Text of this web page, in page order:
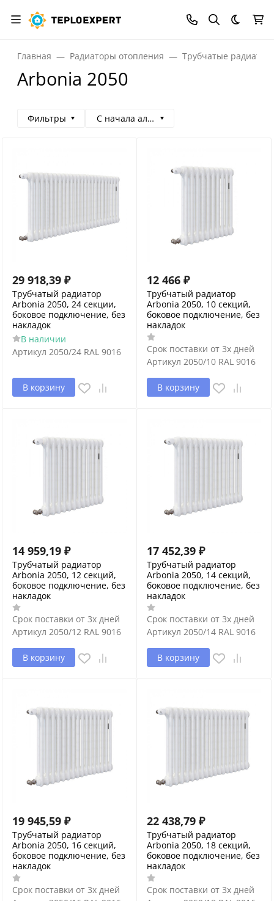
Темная
Главная Радиаторы отопления Трубчатые
Arbonia 2050
Фильтры С начала алфавита
29 918,39 ₽
Трубчатый радиатор
Arbonia 2050, 24 секции,
боковое подключение, без
накладок
В наличии
Артикул 2050/24 RAL 9016
В корзину
12 466 ₽
Трубчатый радиатор
Arbonia 2050, 10 секций,
боковое подключение, без
накладок
Срок поставки от 3х дней
Артикул 2050/10 RAL 9016
В корзину
14 959,19 ₽
Трубчатый радиатор
Arbonia 2050, 12 секций,
боковое подключение, без
накладок
Срок поставки от 3х дней
Артикул 2050/12 RAL 9016
В корзину
17 452,39 ₽
Трубчатый радиатор
Arbonia 2050, 14 секций,
боковое подключение, без
накладок
Срок поставки от 3х дней
Артикул 2050/14 RAL 9016
В корзину
19 945,59 ₽
Трубчатый радиатор
Arbonia 2050, 16 секций,
боковое подключение, без
накладок
Срок поставки от 3х дней
22 438,79 ₽
Трубчатый радиатор
Arbonia 2050, 18 секций,
боковое подключение, без
накладок
Срок поставки от 3х дней